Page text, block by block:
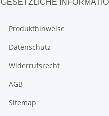
GESETZLICHE
Produkthinweise
Datenschutz
Widerrufsrecht
AGB
Sitemap